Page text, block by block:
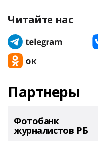
Читайте нас
Партнеры
Фотобанк
журналистов РБ